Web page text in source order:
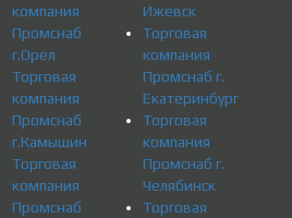
компания
Промснаб
г.Орел
Торговая
компания
Промснаб
г.Камышин
Торговая
компания
Промснаб
Ижевск
Торговая
компания
Промснаб г.
Екатеринбург
Торговая
компания
Промснаб г.
Челябинск
Торговая